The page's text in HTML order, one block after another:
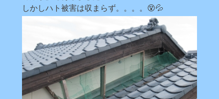
しかしハト被害は収まらず。。。。😵💦